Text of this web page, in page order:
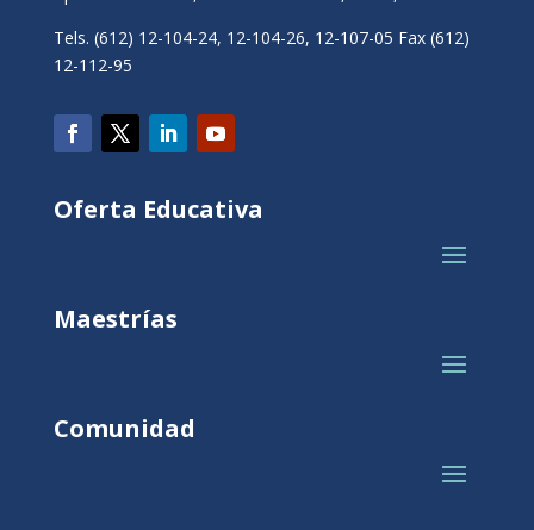
Tels. (612) 12-104-24, 12-104-26, 12-107-05 Fax (612)
12-112-95
Oferta Educativa
Maestrías
Comunidad